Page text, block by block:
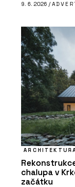
9. 6. 2026 /
chalupa v
začátku